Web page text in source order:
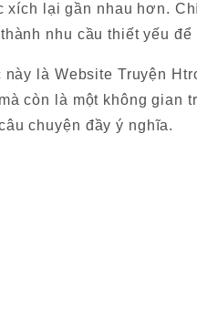
xích lại gần nhau hơn.
nhu cầu thiết yếu
là Website Truyện
còn là một không
chuyện đầy ý nghĩa.